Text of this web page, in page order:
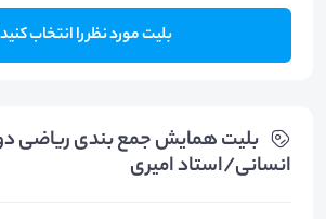
بلیت مورد نظر را انتخاب
بلیت‌ همایش جمع بندی ریاضی
انسانی/استاد امیری